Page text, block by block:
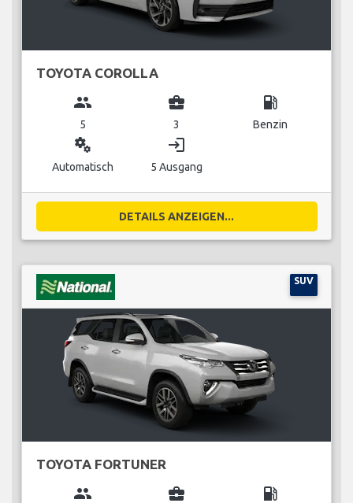
TOYOTA COROLLA
group
5
business_center
3
local_gas_station
Benzin
miscellaneous_services
Automatisch
login
5 Ausgang
DETAILS ANZEIGEN...
SUV
TOYOTA FORTUNER
group business_center local_gas_station